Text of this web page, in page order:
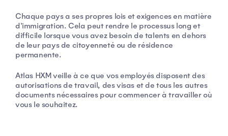
Chaque pays a ses propres lois et exigences en matière
d'immigration. Cela peut rendre le processus long et
difficile lorsque vous avez besoin de talents en dehors
de leur pays de citoyenneté ou de résidence
permanente.
Atlas HXM veille à ce que vos employés disposent des
autorisations de travail, des visas et de tous les autres
documents nécessaires pour commencer à travailler où
vous le souhaitez.